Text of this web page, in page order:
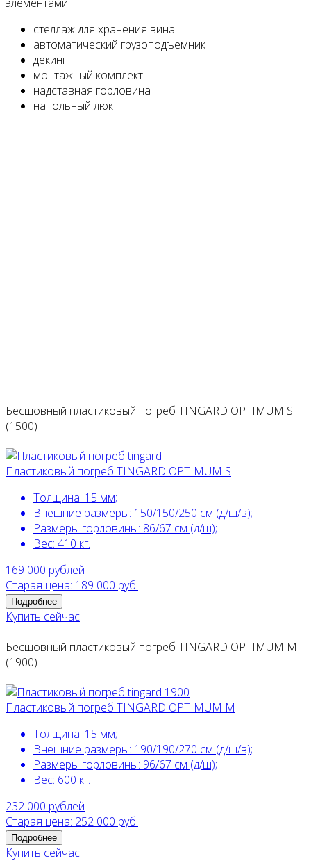
стеллаж для хранения вина
автоматический грузоподъемник
декинг
монтажный комплект
надставная горловина
напольный люк
Бесшовный пластиковый погреб TINGARD OPTIMUM S
(1500)
Пластиковый погреб TINGARD OPTIMUM S
Толщина: 15 мм;
Внешние размеры: 150/150/250 см (д/ш/в);
Размеры горловины: 86/67 см (д/ш);
Вес: 410 кг.
169 000 рублей
Старая цена: 189 000 руб.
Подробнее
Купить сейчас
Бесшовный пластиковый погреб TINGARD OPTIMUM M
(1900)
Пластиковый погреб TINGARD OPTIMUM M
Толщина: 15 мм;
Внешние размеры: 190/190/270 см (д/ш/в);
Размеры горловины: 96/67 см (д/ш);
Вес: 600 кг.
232 000 рублей
Старая цена: 252 000 руб.
Подробнее
Купить сейчас